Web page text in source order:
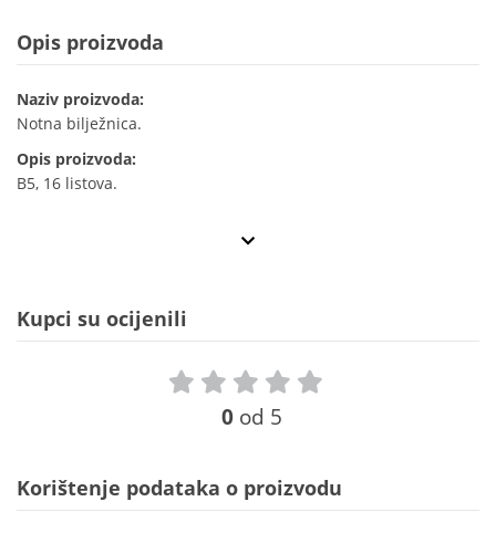
Opis proizvoda
Naziv proizvoda:
Notna bilježnica.
Opis proizvoda:
B5, 16 listova.
Kupci su ocijenili
0 od 5
Korištenje podataka o proizvodu